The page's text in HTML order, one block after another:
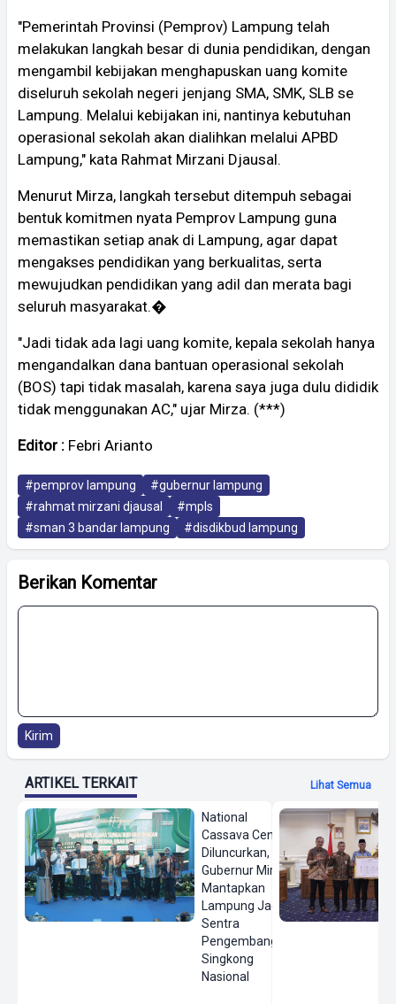
"Pemerintah Provinsi (Pemprov) Lampung telah
melakukan langkah besar di dunia pendidikan, dengan
mengambil kebijakan menghapuskan uang komite
diseluruh sekolah negeri jenjang SMA, SMK, SLB se
Lampung. Melalui kebijakan ini, nantinya kebutuhan
operasional sekolah akan dialihkan melalui APBD
Lampung," kata Rahmat Mirzani Djausal.
Menurut Mirza, langkah tersebut ditempuh sebagai
bentuk komitmen nyata Pemprov Lampung guna
memastikan setiap anak di Lampung, agar dapat
mengakses pendidikan yang berkualitas, serta
mewujudkan pendidikan yang adil dan merata bagi
seluruh masyarakat.�
"Jadi tidak ada lagi uang komite, kepala sekolah hanya
mengandalkan dana bantuan operasional sekolah
(BOS) tapi tidak masalah, karena saya juga dulu dididik
tidak menggunakan AC," ujar Mirza. (***)
Editor : Febri Arianto
#pemprov lampung
#gubernur lampung
#rahmat mirzani djausal
#mpls
#sman 3 bandar lampung
#disdikbud lampung
Berikan Komentar
Kirim
ARTIKEL TERKAIT Lihat Semua
National
Cassava Center
Diluncurkan,
Gubernur Mirza
Mantapkan
Lampung Jadi
Sentra
Pengembangan
Singkong
Nasional